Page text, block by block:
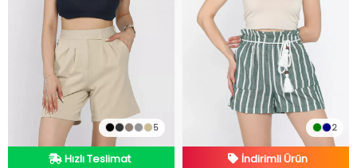
5
Hızlı Teslimat
2
İndirimli Ürün